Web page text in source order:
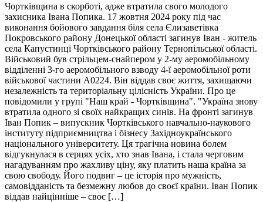
Чортківщина в скорботі, адже втратила свого молодого
захисника Івана Попика. 17 жовтня 2024 року під час
виконання бойового завдання біля села Єлизаветівка
Покровського району Донецької області загинув Іван - житель
села Капустинці Чортківського району Тернопільської області.
Військовий був стрільцем-снайпером у 2-му аеромобільному
відділенні 3-го аеромобільного взводу 4-ї аеромобільної роти
військової частини А0224. Він віддав своє життя, захищаючи
незалежність та територіальну цілісність України. Про це
повідомили у групі "Наш край - Чортківщина". "Україна знову
втратила одного зі своїх найкращих синів. На фронті загинув
Іван Попик – випускник Чортківського навчально-наукового
інституту підприємництва і бізнесу Західноукраїнського
національного університету. Ця трагічна новина болем
відгукнулася в серцях усіх, хто знав Івана, і стала черговим
нагадуванням про жахливу ціну, яку платить наша країна за
свою свободу. Його подвиг – це історія про мужність,
самовідданість та безмежну любов до своєї країни. Іван Попик
віддав найцінніше – своє […]